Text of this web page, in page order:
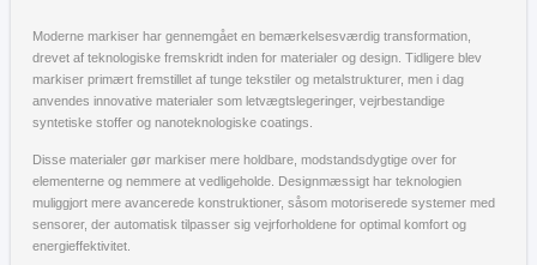
Moderne markiser har gennemgået en bemærkelsesværdig transformation,
drevet af teknologiske fremskridt inden for materialer og design. Tidligere blev
markiser primært fremstillet af tunge tekstiler og metalstrukturer, men i dag
anvendes innovative materialer som letvægtslegeringer, vejrbestandige
syntetiske stoffer og nanoteknologiske coatings.
Disse materialer gør markiser mere holdbare, modstandsdygtige over for
elementerne og nemmere at vedligeholde. Designmæssigt har teknologien
muliggjort mere avancerede konstruktioner, såsom motoriserede systemer med
sensorer, der automatisk tilpasser sig vejrforholdene for optimal komfort og
energieffektivitet.